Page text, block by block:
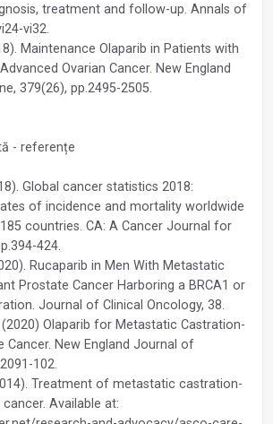
treatment and follow-up. Annals of
vi32.
Maintenance Olaparib in Patients with
Ovarian Cancer. New England
379(26), pp.2495-2505.
- referențe
Global cancer statistics 2018:
of incidence and mortality worldwide
countries. CA: A Cancer Journal for
424.
Rucaparib in Men With Metastatic
Prostate Cancer Harboring a BRCA1 or
Journal of Clinical Oncology, 38.
Olaparib for Metastatic Castration-
Cancer. New England Journal of
102.
Treatment of metastatic castration-
Available at: